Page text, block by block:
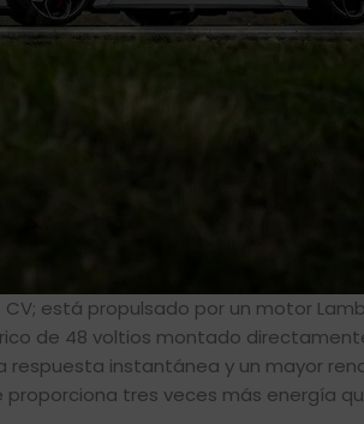
está propulsado por un motor
de 48 voltios montado
instantánea y un mayor
tres veces más energía